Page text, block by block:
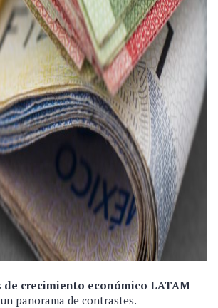
de crecimiento económico LATAM
panorama de contrastes.